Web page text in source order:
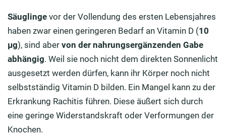
Säuglinge vor der Vollendung des ersten Lebensjahres
haben zwar einen geringeren Bedarf an Vitamin D (10
µg), sind aber von der nahrungsergänzenden Gabe
abhängig. Weil sie noch nicht dem direkten Sonnenlicht
ausgesetzt werden dürfen, kann ihr Körper noch nicht
selbstständig Vitamin D bilden. Ein Mangel kann zu der
Erkrankung Rachitis führen. Diese äußert sich durch
eine geringe Widerstandskraft oder Verformungen der
Knochen.